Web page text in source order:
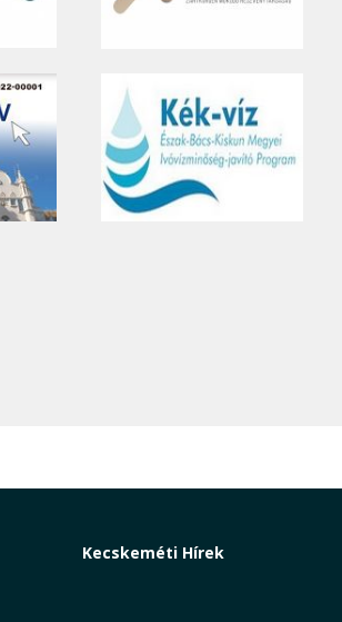
Kecskeméti Hírek